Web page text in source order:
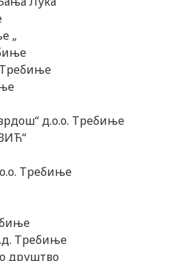
„
д.о.о. Требиње
Требиње
Требиње
друштво